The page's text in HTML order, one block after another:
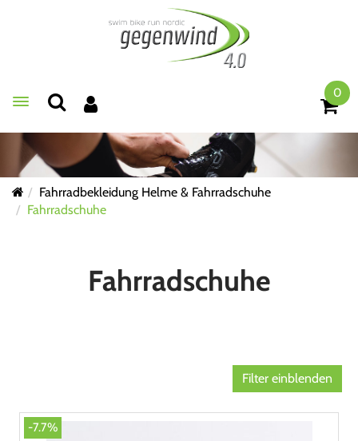
Toggle navigation
0
Fahrradbekleidung Helme & Fahrradschuhe
Fahrradschuhe
Fahrradschuhe
Filter einblenden
-7.7%